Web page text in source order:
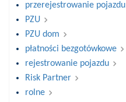
przerejestrowanie pojazdu
PZU
PZU dom
płatności bezgotówkowe
rejestrowanie pojazdu
Risk Partner
rolne